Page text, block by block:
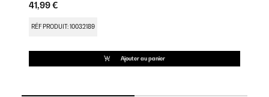
41,99 €
RÉF PRODUIT: 10032189
Ajouter au panier